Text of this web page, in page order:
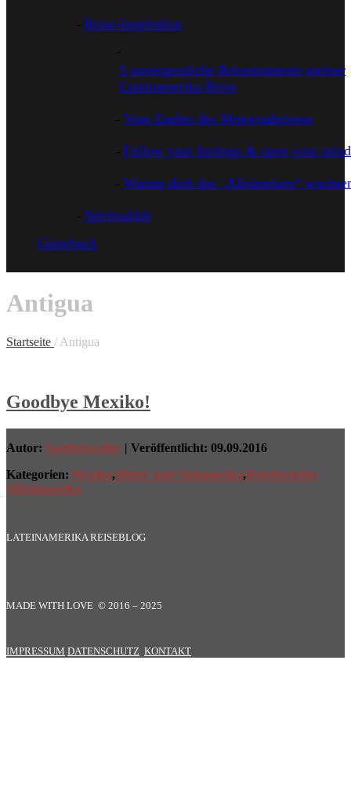
Reise-Inspiration
5 unvergessliche Reisemomente meiner
Lateinamerika-Reise
Vom Zauber des Motorradreisens
Follow your feelings & open your
Warum dich das „Alleinreisen“
Spiritualität
Gästebuch
Antigua
Startseite / Antigua
Goodbye Mexiko!
Autor: Southtraveller | Veröffentlicht: 09.09.2016
Kategorien: Mexiko,Mittel- und Südamerika,Reiseberichte
Mittelamerika
LATEINAMERIKA REISEBLOG
MADE WITH LOVE © 2016 – 2025
IMPRESSUM DATENSCHUTZ KONTAKT